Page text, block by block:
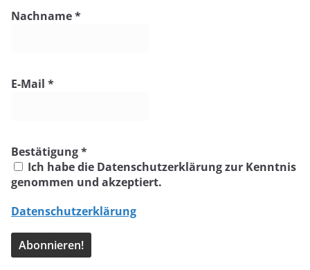
Nachname*
E-Mail *
Bestätigung*
Ich habe die Datenschutzerklärung zur Kenntnis
genommen und akzeptiert.
Datenschutzerklärung